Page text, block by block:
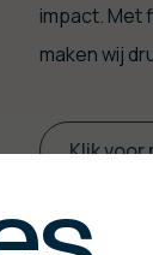
impact. Met
maken wij
Klik voor